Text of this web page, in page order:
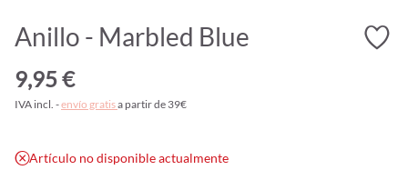
Anillo - Marbled Blue
9,95 €
IVA incl. -envío gratisa partir de 39€
Artículo no disponible actualmente